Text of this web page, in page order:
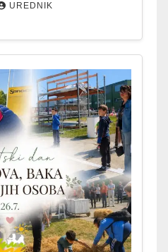
UREDNIK